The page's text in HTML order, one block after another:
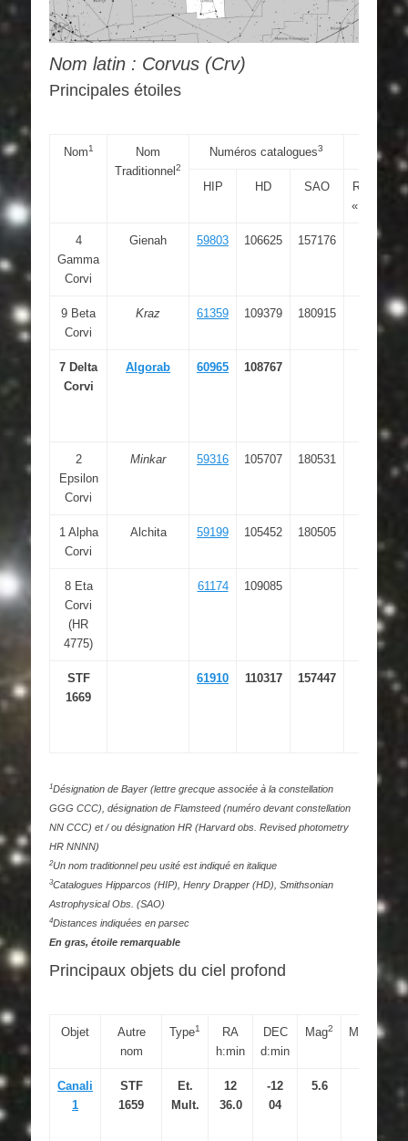
Nom latin : Corvus (Crv)
Principales étoiles
Nom1
Nom
Traditionnel 2
Numéros catalogues3
HIP HD SAO
RAJ2000
« h:m:s »
4
Gamma
Corvi
Gienah 59803 106625 157176
12 15
9 Beta
Corvi
Kraz 61359 109379 180915
12 34
23.235
7 Delta
Corvi
Algorab 60965 108767
2
Epsilon
Corvi
Minkar 59316 105707 180531
07.481
1 Alpha
Corvi
Alchita 59199 105452 180505
24.817
8 Eta
Corvi
(HR
4775)
61174 109085
04.227
STF
1669
61910 110317 157447
12 41
1Désignation de Bayer (lettre grecque associée à la constellation
GGG CCC), désignation de Flamsteed (numéro devant constellation
NN CCC) et / ou désignation HR (Harvard obs. Revised photometry
HR NNNN)
2Un nom traditionnel peu usité est indiqué en italique
3Catalogues Hipparcos (HIP), Henry Drapper (HD), Smithsonian
Astrophysical Obs. (SAO)
4Distances indiquées en parsec
En gras, étoile remarquable
Principaux objets du ciel profond
Objet
Autre
nom
Type1
RA
h:min
DEC
d:min
Mag2 M.S
Canali
1
STF
1659
Et.
Mult.
12
36.0
-12
04
5.6